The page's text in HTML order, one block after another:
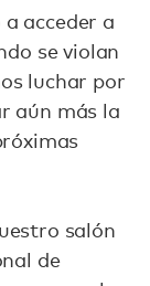
acceder a
se violan
luchar por
aún más la
salón
de